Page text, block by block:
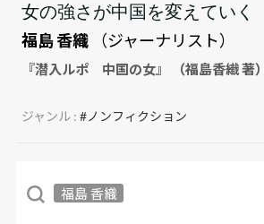
女の強さが中国を変えていく
福島 香織
（ジャーナリスト）
『潜入ルポ 中国の女』 （福島香織 著）
ジャンル :#ノンフィクション
福島 香織